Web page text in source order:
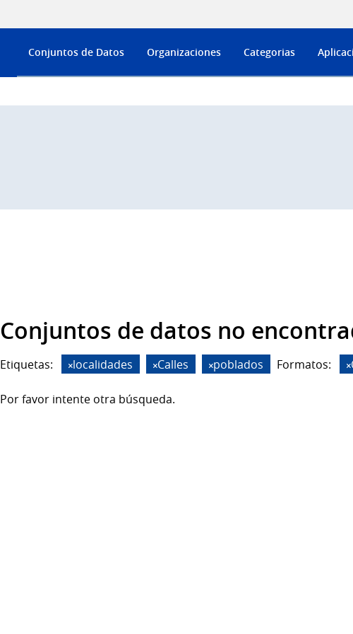
Conjuntos de Datos Organizaciones Categorias
Conjuntos de datos no
Etiquetas: localidades Calles poblados Formatos:
Por favor intente otra búsqueda.